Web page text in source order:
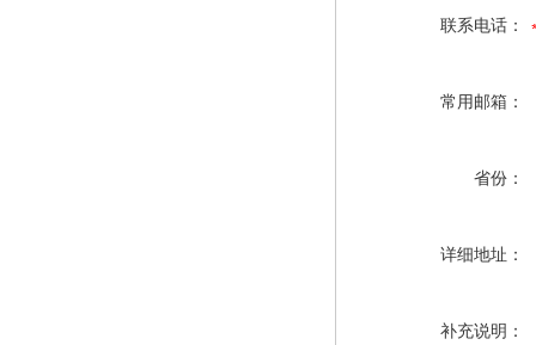
联系电话：
常用邮箱：
省份：
详细地址：
补充说明：